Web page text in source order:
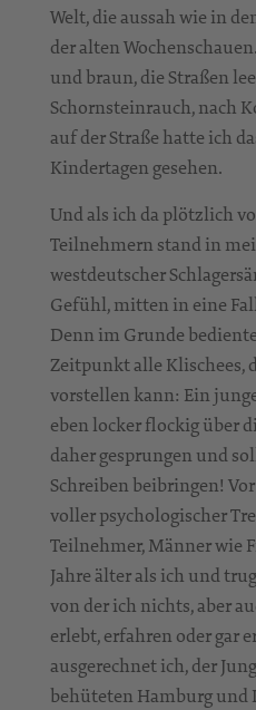
Welt, die aussah wie in
der alten
und braun, die Straßen
Schornsteinrauch, nach
auf der Straße hatte ich
Kindertagen gesehen.
Und als ich da plötzlich
Teilnehmern stand in
westdeutscher
Gefühl, mitten in eine
Denn im Grunde
Zeitpunkt alle Klischees,
vorstellen kann: Ein
eben locker flockig über
daher gesprungen und
Schreiben beibringen!
voller psychologischer
Teilnehmer, Männer wie
Jahre älter als ich und
von der ich nichts, aber
erlebt, erfahren oder gar
ausgerechnet ich, der
behüteten Hamburg und